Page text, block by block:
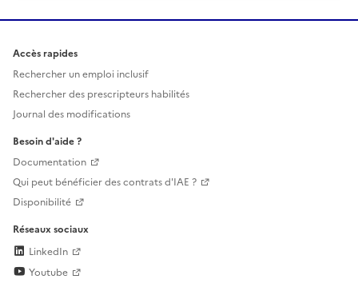
Accès rapides
Rechercher un emploi inclusif
Rechercher des prescripteurs habilités
Journal des modifications
Besoin d'aide ?
Documentation
Qui peut bénéficier des contrats d'IAE ?
Disponibilité
Réseaux sociaux
LinkedIn
Youtube